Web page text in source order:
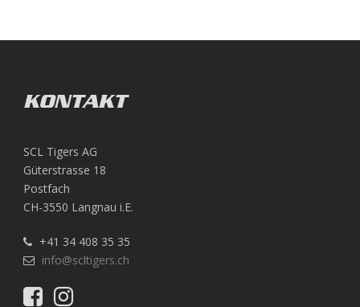
KONTAKT
SCL Tigers AG
Güterstrasse 18
Postfach
CH-3550 Langnau i.E.
+41 34 408 35 35
info@scltigers.ch